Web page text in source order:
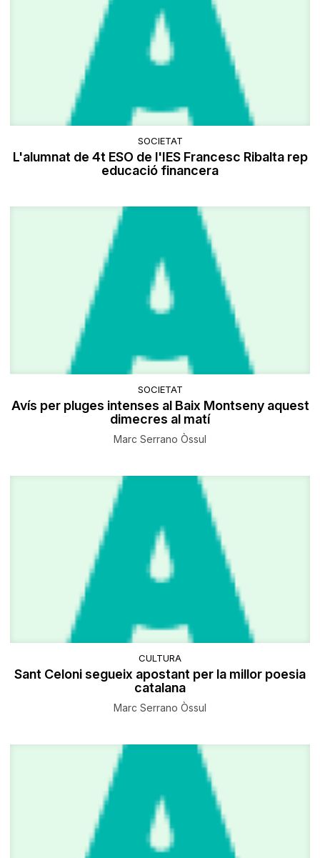
SOCIETAT
L'alumnat de 4t ESO de l'IES Francesc Ribalta rep
educació financera
SOCIETAT
Avís per pluges intenses al Baix Montseny aquest
dimecres al matí
Marc Serrano Òssul
CULTURA
Sant Celoni segueix apostant per la millor poesia
catalana
Marc Serrano Òssul